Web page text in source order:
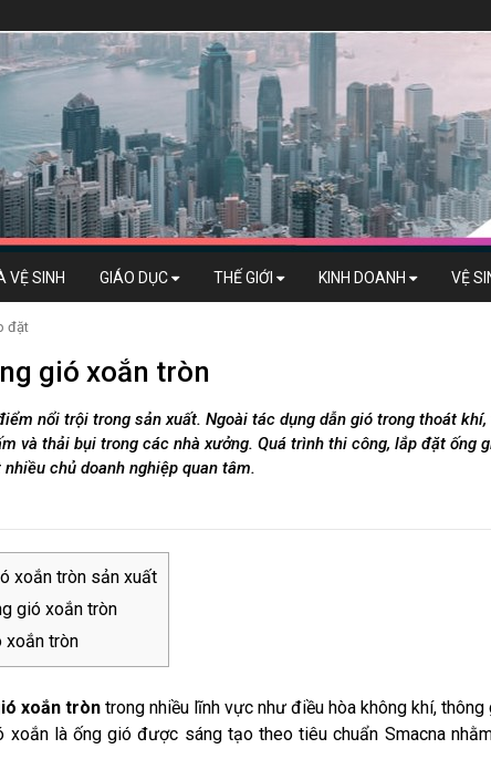
VỆ SINH GIÁO DỤC THẾ GIỚI KINH DOANH VỆ
đặt
gió xoắn tròn
nổi trội trong sản xuất. Ngoài tác dụng dẫn gió trong thoát
và thải bụi trong các nhà xưởng. Quá trình thi công, lắp đặt ống
chủ doanh nghiệp quan tâm.
xoắn tròn sản xuất
gió xoắn tròn
xoắn tròn
xoắn tròn trong nhiều lĩnh vực như điều hòa không khí, thông
xoắn là ống gió được sáng tạo theo tiêu chuẩn Smacna